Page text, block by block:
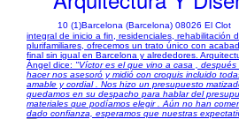
10 (1)Barcelona (Barcelona) 08026 El Clot
integral de inicio a fin, residenciales, rehabilitación
plurifamiliares, ofrecemos un trato único con
final sin igual en Barcelona y alrededores.
Ángel dice: "Víctor es el que vino a casa ,
hacer nos asesoró y midió con croquis incluido
amable y cordial . Nos hizo un presupuesto
quedamos en su despacho para hablar del
materiales que podíamos elegir . Aún no han
dado confianza, esperamos que nuestras